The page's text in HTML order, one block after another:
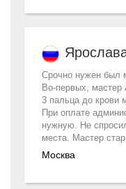
Срочно нужен был
Во-первых, мастер
3 пальца до крови
При оплате
нужную. Не
места. Мастер
Москва